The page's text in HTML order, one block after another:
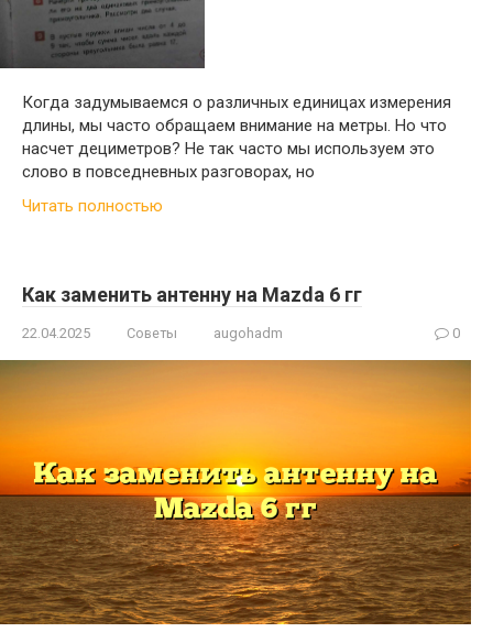
Когда задумываемся о различных единицах измерения
длины, мы часто обращаем внимание на метры. Но что
насчет дециметров? Не так часто мы используем это
слово в повседневных разговорах, но
Читать полностью
Как заменить антенну на Mazda 6 гг
22.04.2025 Советы augohadm 0